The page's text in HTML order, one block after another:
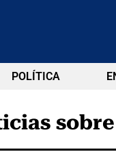
POLÍTICA
sobre